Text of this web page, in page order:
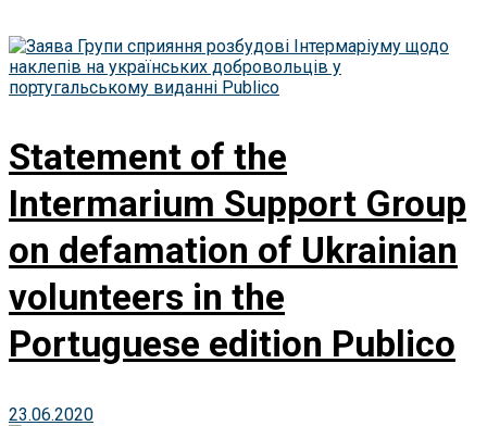
Statement of the
Intermarium Support Group
on defamation of Ukrainian
volunteers in the
Portuguese edition Publico
23.06.2020